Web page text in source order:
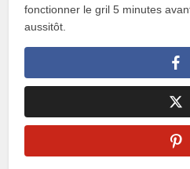
fonctionner le gril 5 minutes
aussitôt.